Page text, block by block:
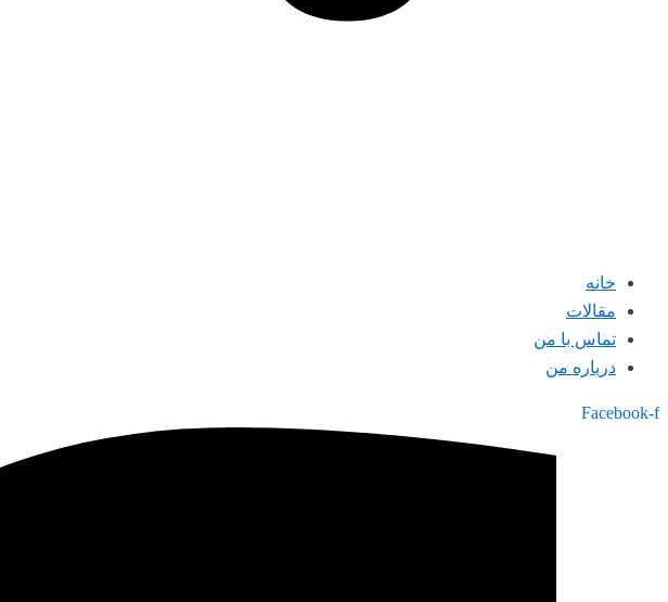
خانه
مقالات
تماس با من
درباره من
Facebook-f